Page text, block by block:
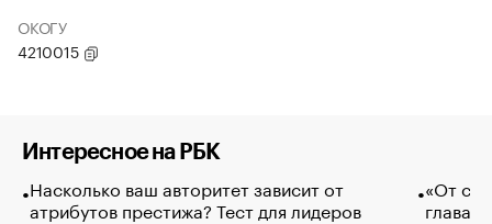
ОКОГУ
4210015
Интересное на РБК
Насколько ваш авторитет зависит от
атрибутов престижа? Тест для лидеров
«От
глава